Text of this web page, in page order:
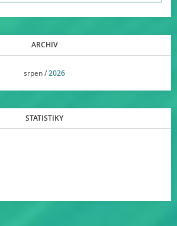
ARCHIV
srpen /2026
STATISTIKY